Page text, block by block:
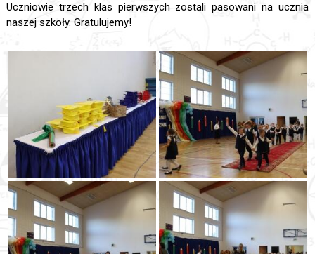
Uczniowie trzech klas pierwszych zostali pasowani na ucznia
naszej szkoły. Gratulujemy!